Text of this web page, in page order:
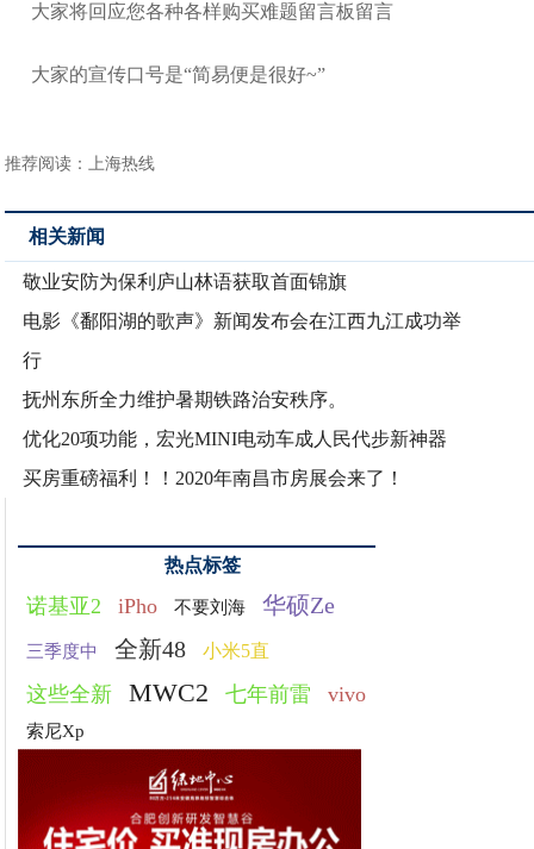
大家将回应您各种各样购买难题留言板留言
大家的宣传口号是“简易便是很好~”
推荐阅读：上海热线
相关新闻
敬业安防为保利庐山林语获取首面锦旗
电影《鄱阳湖的歌声》新闻发布会在江西九江成功举
行
抚州东所全力维护暑期铁路治安秩序。
优化20项功能，宏光MINI电动车成人民代步新神器
买房重磅福利！！2020年南昌市房展会来了！
热点标签
诺基亚2 iPho 不要刘海 华硕Ze
三季度中 全新48 小米5直
这些全新 MWC2 七年前雷 vivo
索尼Xp